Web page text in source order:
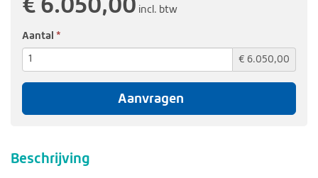
incl. btw
Aantal (verplicht)
€ 6.050,00
Aanvragen
Beschrijving